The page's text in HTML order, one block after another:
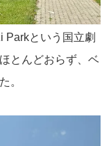
Parkという国立劇
とんどおらず、ベ
。